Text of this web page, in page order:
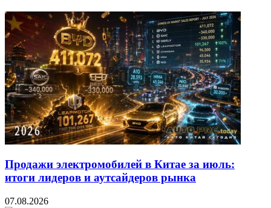
Продажи электромобилей в Китае за июль:
итоги лидеров и аутсайдеров рынка
07.08.2026